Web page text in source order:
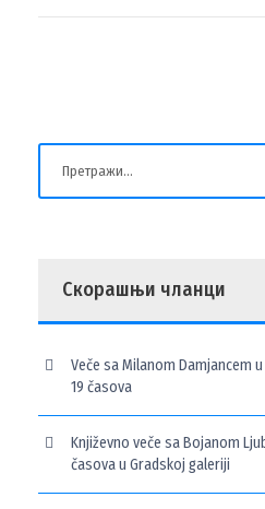
Скорашњи чланци
Veče sa Milanom Damjancem
19 časova
Književno veče sa Bojanom
časova u Gradskoj galeriji